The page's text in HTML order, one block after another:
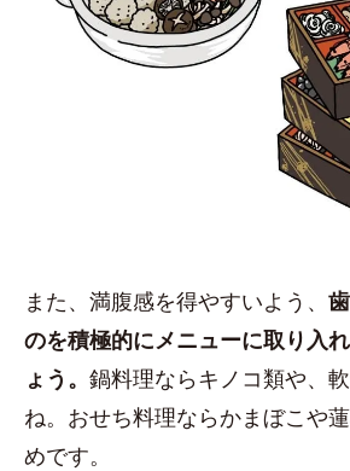
また、満腹感を得やすいよう、
のを積極的にメニューに取り入
ょう。 鍋料理ならキノコ類や、
ね。おせち料理ならかまぼこや
めです。